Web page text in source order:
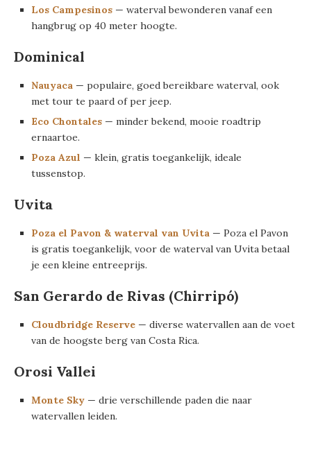
Los Campesinos — waterval bewonderen vanaf een
hangbrug op 40 meter hoogte.
Dominical
Nauyaca — populaire, goed bereikbare waterval, ook
met tour te paard of per jeep.
Eco Chontales — minder bekend, mooie roadtrip
ernaartoe.
Poza Azul — klein, gratis toegankelijk, ideale
tussenstop.
Uvita
Poza el Pavon & waterval van Uvita — Poza el Pavon
is gratis toegankelijk, voor de waterval van Uvita betaal
je een kleine entreeprijs.
San Gerardo de Rivas (Chirripó)
Cloudbridge Reserve — diverse watervallen aan de voet
van de hoogste berg van Costa Rica.
Orosi Vallei
Monte Sky — drie verschillende paden die naar
watervallen leiden.